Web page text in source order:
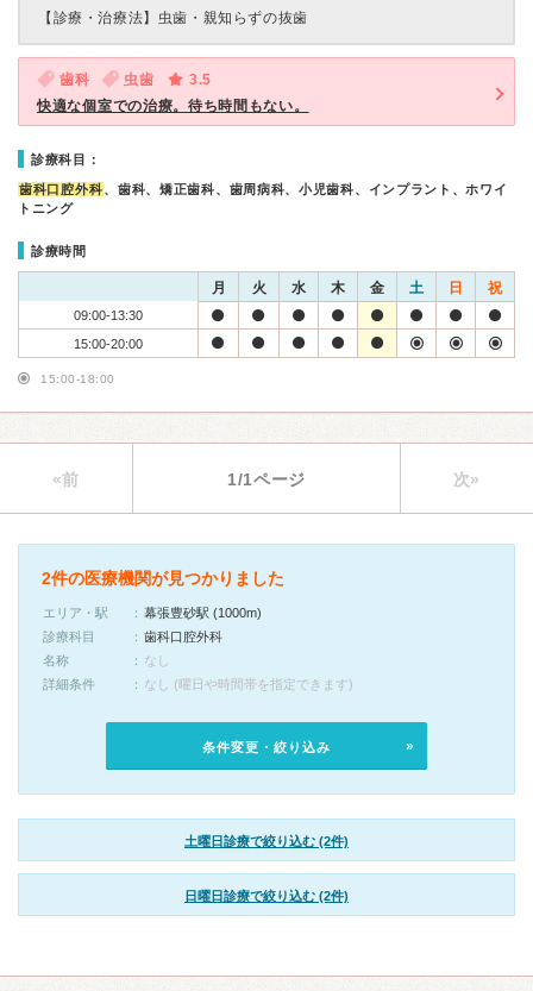
【診療・治療法】 虫歯・親知らずの抜歯
歯科 虫歯
3.5
快適な個室での治療。待ち時間もない。
診療科目：
歯科口腔外科、歯科、矯正歯科、歯周病科、小児歯科、インプラント、ホワイ
トニング
診療時間
月 火 水 木 金 土 日 祝
09:00-13:30
15:00-20:00
15:00-18:00
«前 1/1ページ 次»
2件の医療機関が見つかりました
エリア・駅
幕張豊砂駅 (1000m)
診療科目
歯科口腔外科
名称
なし
詳細条件
なし (曜日や時間帯を指定できます)
条件変更・絞り込み
土曜日診療で絞り込む (2件)
日曜日診療で絞り込む (2件)